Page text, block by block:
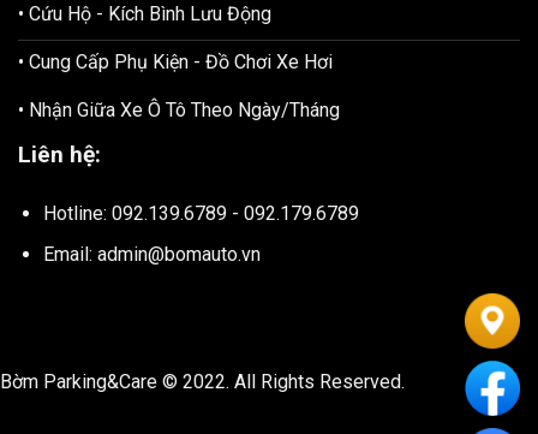
• Cứu Hộ - Kích Bình Lưu Động
• Cung Cấp Phụ Kiện - Đồ Chơi Xe Hơi
• Nhận Giữa Xe Ô Tô Theo Ngày/Tháng
Liên hệ:
Hotline: 092.139.6789 - 092.179.6789
Email: admin@bomauto.vn
Bờm Parking&Care © 2022. All Rights Reserved.